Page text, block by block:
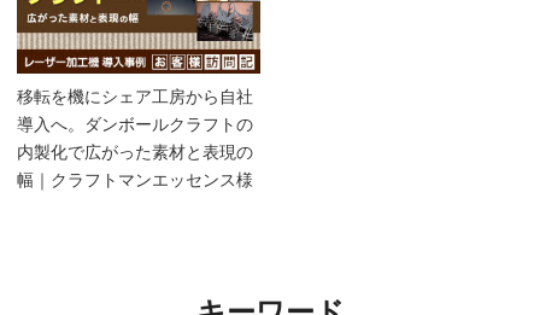
移転を機にシェア工房から自社
導入へ。ダンボールクラフトの
内製化で広がった素材と表現の
幅｜クラフトマンエッセンス様